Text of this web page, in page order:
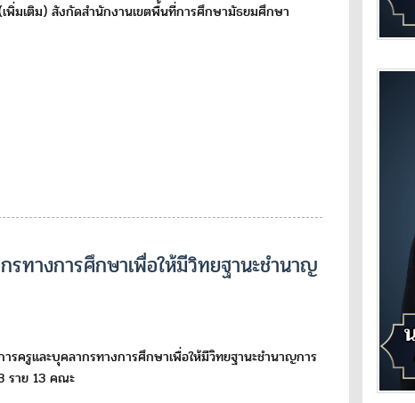
พิ่มเติม) สังกัดสำนักงานเขตพื้นที่การศึกษามัธยมศึกษา
รทางการศึกษาเพื่อให้มีวิทยฐานะชำนาญ
รครูและบุคลากรทางการศึกษาเพื่อให้มีวิทยฐานะชำนาญการ
ราย 13 คณะ